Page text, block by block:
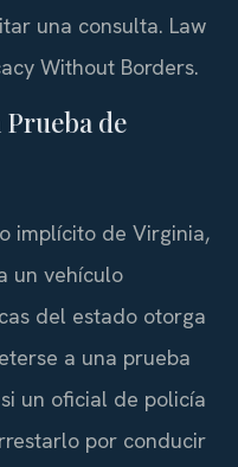
una consulta. Law
Without Borders.
Prueba de
implícito de Virginia,
un vehículo
del estado otorga
a una prueba
un oficial de policía
por conducir